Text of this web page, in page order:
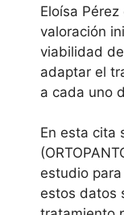
Eloísa
valoración
viabilidad
adaptar el
a cada uno
En esta cita
estudio
estos datos